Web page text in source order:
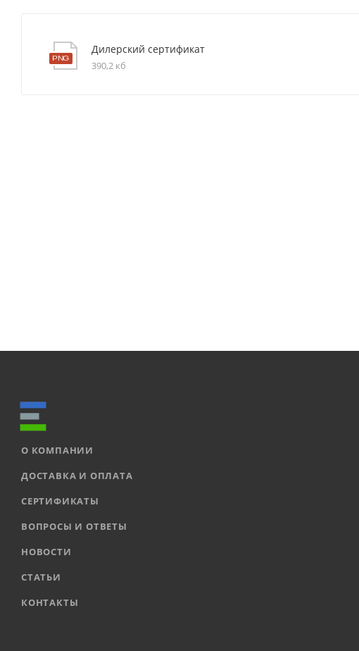
Дилерский сертификат
390,2 кб
О КОМПАНИИ
ДОСТАВКА И ОПЛАТА
СЕРТИФИКАТЫ
ВОПРОСЫ И ОТВЕТЫ
НОВОСТИ
СТАТЬИ
КОНТАКТЫ